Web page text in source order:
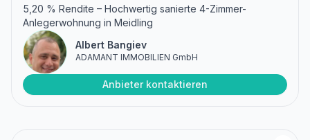
5,20 % Rendite – Hochwertig sanierte 4-Zimmer-
Anlegerwohnung in Meidling
Albert Bangiev
ADAMANT IMMOBILIEN GmbH
Anbieter kontaktieren